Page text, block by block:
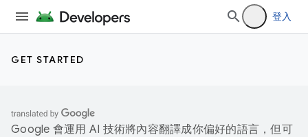
登入
GET STARTED
Google 會運用 AI 技術將內容翻譯成你偏好的語言，但可